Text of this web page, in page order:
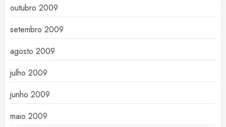
outubro 2009
setembro 2009
agosto 2009
julho 2009
junho 2009
maio 2009